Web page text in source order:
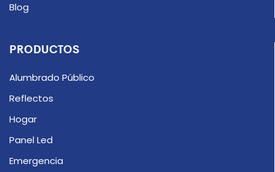
Blog
PRODUCTOS
Alumbrado Público
Reflectos
Hogar
Panel Led
Emergencia